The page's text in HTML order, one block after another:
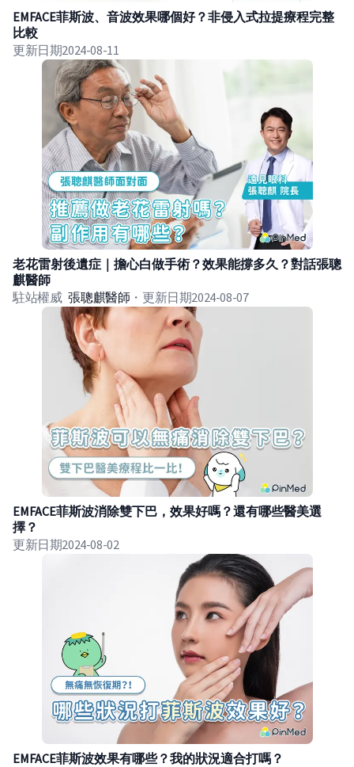
EMFACE菲斯波、音波效果哪個好？非侵入式拉提療程完整
比較
更新日期2024-08-11
老花雷射後遺症｜擔心白做手術？效果能撐多久？對話張聰
麒醫師
駐站權威 張聰麒醫師 ・更新日期2024-08-07
EMFACE菲斯波消除雙下巴，效果好嗎？還有哪些醫美選
擇？
更新日期2024-08-02
EMFACE菲斯波效果有哪些？我的狀況適合打嗎？